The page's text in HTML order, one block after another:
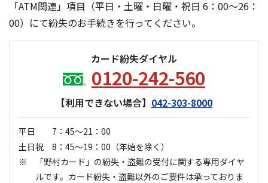
「ATM関連」項目（平日・土曜・日曜・祝日 6：00～26：
00）にて紛失のお手続きを行ってください。
カード紛失ダイヤル
0120-242-560
【利用できない場合】 042-303-8000
平日 7：45～21：00
土日祝 8：45～19：00 （年始を除く）
「野村カード」の紛失・盗難の受付に関する専用ダイヤ
ルです。カード紛失・盗難以外のご要件は承っておりま